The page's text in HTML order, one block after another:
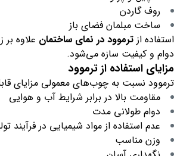
روف گاردن
ساخت مبلمان فضای باز
استفاده از ترموود در نمای ساختمان علاوه
دوام و کیفیت سازه می‌شود.
مزایای استفاده از ترموود
ترموود نسبت به چوب‌های معمولی مزایای
مقاومت بالا در برابر شرایط آب و هوایی
دوام طولانی مدت
عدم استفاده از مواد شیمیایی در فرآیند
وزن مناسب